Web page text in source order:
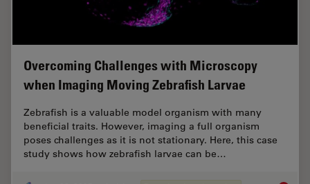
Overcoming Challenges with Microscopy
when Imaging Moving Zebrafish Larvae
Zebrafish is a valuable model organism with many
beneficial traits. However, imaging a full organism
poses challenges as it is not stationary. Here, this case
study shows how zebrafish larvae can be…